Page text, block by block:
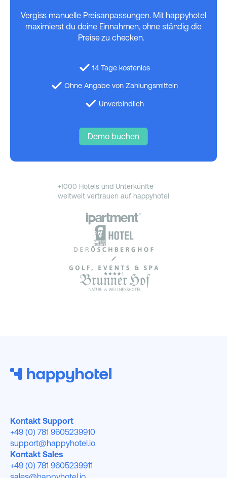
Vergiss manuelle Preisanpassungen. Mit happyhotel
maximierst du deine Einnahmen, ohne ständig die
Preise zu checken.
14 Tage kostenlos
Ohne Angabe von Zahlungsmitteln
Unverbindlich
Demo buchen
+1000 Hotels und Unterkünfte
weltweit vertrauen auf happyhotel
Kontakt Support
+49 (0) 781 9605239910
support@happyhotel.io
Kontakt Sales
+49 (0) 781 9605239911